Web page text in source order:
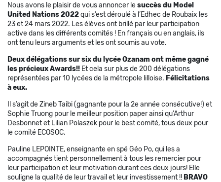
Nous avons le plaisir de vous annoncer lesuccès du Model
United Nations 2022qui s’est déroulé à l’Edhec de Roubaix les
23 et 24 mars 2022. Les élèves ont brillé par leur participation
active dans les différents comités ! En français ou en anglais, ils
ont tenu leurs arguments et les ont soumis au vote.
Deux délégations sur six du lycée Ozanam ont même gagné
les précieux Awards!! Et cela sur plus de 200 délégations
représentées par 10 lycées de la métropole lilloise. Félicitations
à eux.
Il s’agit de Zineb Taibi (gagnante pour la 2e année consécutive!) et
Sophie Truong pour le meilleur position paper ainsi qu’Arthur
Desbonnet et Lilian Polaszek pour le best comité, tous deux pour
le comité ECOSOC.
Pauline LEPOINTE, enseignante en spé Géo Po, qui les a
accompagnés tient personnellement à tous les remercier pour
leur participation et leur motivation durant ces deux jours! Elle
souligne la qualité de leur travail et leur investissement !! BRAVO